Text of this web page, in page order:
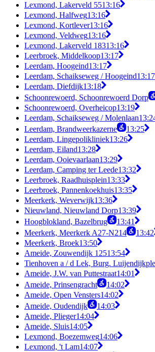
Lexmond, Lakerveld 5513:16
Lexmond, Halfweg13:16
Lexmond, Kortlever13:16
Lexmond, Veldweg13:16
Lexmond, Lakerveld 18313:16
Leerbroek, Middelkoop13:17
Leerdam, Hoogeind13:17
Leerdam, Schaikseweg / Hoogeind13:17
Leerdam, Diefdijk13:18
Schoonrewoerd, Schoonrewoerd Dorp
Schoonrewoerd, Overheicop13:19
Leerdam, Schaikseweg / Molenlaan
Leerdam, Brandweerkazerne
13:25
Leerdam, Lingepolikliniek13:26
Leerdam, Eiland13:28
Leerdam, Ooievaarlaan13:29
Leerdam, Camping ter Leede13:32
Leerbroek, Raadhuisplein13:33
Leerbroek, Pannenkoekhuis13:35
Meerkerk, Weverwijk13:36
Nieuwland, Nieuwland Dorp13:39
Hoogblokland, Bazelbrug
13:41
Meerkerk, Meerkerk A27-N214
13:42
Meerkerk, Broek13:50
Ameide, Zouwendijk 12513:54
Tienhoven a / d Lek, Burg.
Ameide, J.W. van Puttestraat14:01
Ameide, Prinsengracht
14:02
Ameide, Open Vensters14:02
Ameide, Oudendijk
14:03
Ameide, Plieger14:04
Ameide, Sluis14:05
Lexmond, Boezemweg14:06
Lexmond, 't Lam14:07